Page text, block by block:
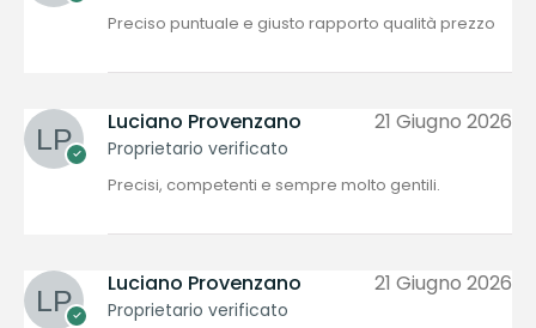
Preciso puntuale e giusto rapporto qualità prezzo
Luciano Provenzano
Proprietario verificato
21 Giugno 2026
Precisi, competenti e sempre molto gentili.
Luciano Provenzano
Proprietario verificato
21 Giugno 2026